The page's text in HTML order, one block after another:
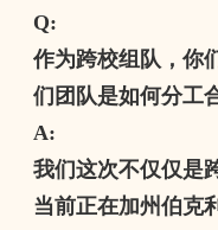
Q:
作为跨校组队，你
们团队是如何分工
A:
我们这次不仅仅是
当前正在加州伯克